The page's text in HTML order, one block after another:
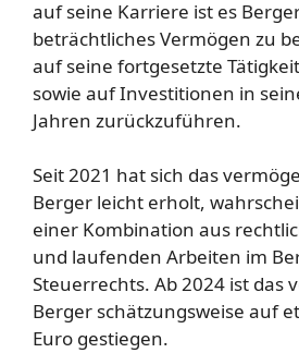
auf seine Karriere ist es
beträchtliches Vermögen zu
auf seine fortgesetzte
sowie auf Investitionen in
Jahren zurückzuführen.
Seit 2021 hat sich das
Berger leicht erholt,
einer Kombination aus
und laufenden Arbeiten im
Steuerrechts. Ab 2024 ist das
Berger schätzungsweise auf
Euro gestiegen.